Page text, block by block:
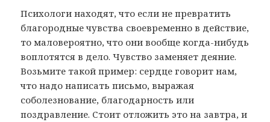
Психологи находят, что если не превратить
благородные чувства своевременно в действие,
то маловероятно, что они вообще когда-нибудь
воплотятся в дело. Чувство заменяет деяние.
Возьмите такой пример: сердце говорит нам,
что надо написать письмо, выражая
соболезнование, благодарность или
поздравление. Стоит отложить это на завтра, и